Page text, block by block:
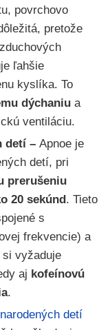
povrchovo
pretože
ľahšie
kyslíka. To
dýchaniu a
ventiláciu.
detí – Apnoe je
detí, pri
prerušeniu
20 sekúnd . Tieto
s
frekvencie) a
vyžaduje
aj kofeínovú
.
detí